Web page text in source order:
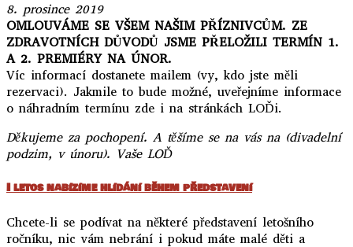
8. prosince 2019
OMLOUVÁME SE VŠEM NAŠIM PŘÍZNIVCŮM. ZE
ZDRAVOTNÍCH DŮVODŮ JSME PŘELOŽILI TERMÍN 1.
A 2. PREMIÉRY NA ÚNOR.
Víc informací dostanete mailem (vy, kdo jste měli
rezervaci). Jakmile to bude možné, uveřejníme informace
o náhradním termínu zde i na stránkách LOĎi.
Děkujeme za pochopení. A těšíme se na vás na (divadelní
podzim, v únoru). Vaše LOĎ
I letos nabízíme hlídání během představení
Chcete-li se podívat na některé představení letošního
ročníku, nic vám nebrání i pokud máte malé děti a